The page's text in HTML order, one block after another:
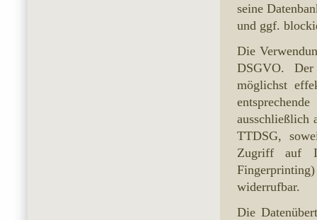
seine
und ggf.
Die
DSGVO. Der
möglichst
ausschließlich
TTDSG,
Zugriff auf
widerrufbar.
Die